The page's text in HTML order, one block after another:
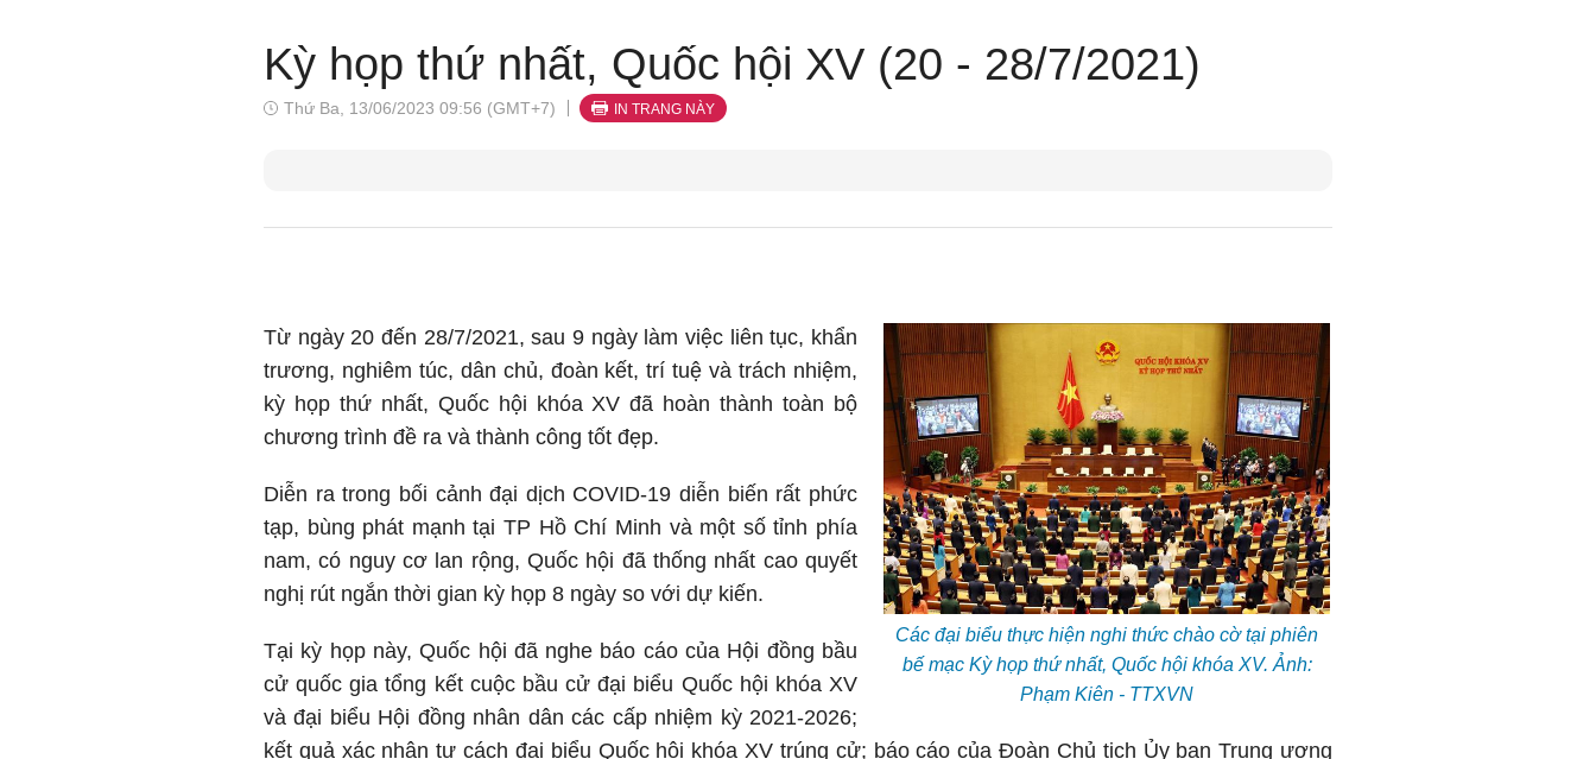
Kỳ họp thứ nhất, Quốc hội XV (20 - 28/7/2021)
Thứ Ba, 13/06/2023 09:56 (GMT+7) IN TRANG NÀY
Các đại biểu thực hiện nghi thức chào cờ tại phiên
bế mạc Kỳ họp thứ nhất, Quốc hội khóa XV. Ảnh:
Phạm Kiên - TTXVN
Từ ngày 20 đến 28/7/2021, sau 9 ngày làm việc liên tục, khẩn
trương, nghiêm túc, dân chủ, đoàn kết, trí tuệ và trách nhiệm,
kỳ họp thứ nhất, Quốc hội khóa XV đã hoàn thành toàn bộ
chương trình đề ra và thành công tốt đẹp.
Diễn ra trong bối cảnh đại dịch COVID-19 diễn biến rất phức
tạp, bùng phát mạnh tại TP Hồ Chí Minh và một số tỉnh phía
nam, có nguy cơ lan rộng, Quốc hội đã thống nhất cao quyết
nghị rút ngắn thời gian kỳ họp 8 ngày so với dự kiến.
Tại kỳ họp này, Quốc hội đã nghe báo cáo của Hội đồng bầu
cử quốc gia tổng kết cuộc bầu cử đại biểu Quốc hội khóa XV
và đại biểu Hội đồng nhân dân các cấp nhiệm kỳ 2021-2026;
kết quả xác nhận tư cách đại biểu Quốc hội khóa XV trúng cử; báo cáo của Đoàn Chủ tịch Ủy ban Trung ương